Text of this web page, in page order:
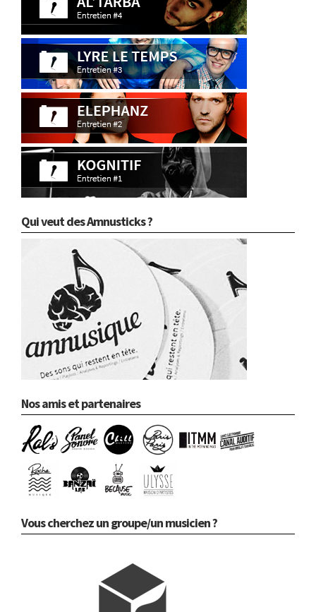
Qui veut des Amnusticks ?
Nos amis et partenaires
Vous cherchez un groupe/un musicien ?